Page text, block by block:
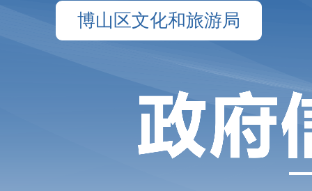
博山区文化和旅游局